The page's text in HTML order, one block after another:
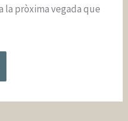
la pròxima vegada que